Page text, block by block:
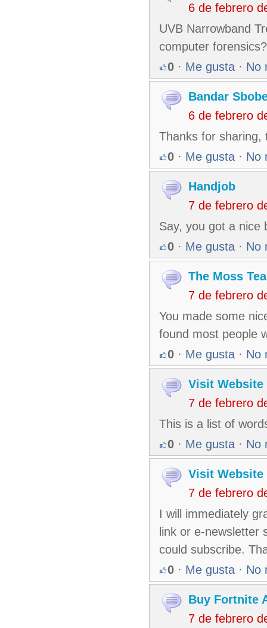
6 de febrero
UVB Narrowband
computer forensics?
0 · Me gusta · No
Bandar
6 de febrero
Thanks for sharing,
0 · Me gusta · No
Handjob
7 de febrero
Say, you got a nice
0 · Me gusta · No
The Moss
7 de febrero
You made some
found most people
0 · Me gusta · No
Visit Website
7 de febrero
This is a list of
0 · Me gusta · No
Visit Website
7 de febrero
I will immediately
link or e-newsletter
could subscribe.
0 · Me gusta · No
Buy Fortnite
7 de febrero